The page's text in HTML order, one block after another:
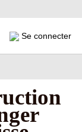
Se connecter